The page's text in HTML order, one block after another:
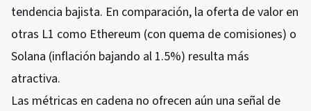
tendencia bajista. En comparación, la oferta de valor en
otras L1 como Ethereum (con quema de comisiones) o
Solana (inflación bajando al 1.5%) resulta más
atractiva.
Las métricas en cadena no ofrecen aún una señal de